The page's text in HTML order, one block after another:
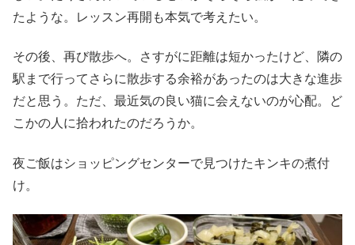
たような。レッスン再開も本気で考えたい。
その後、再び散歩へ。さすがに距離は短かったけど、隣の
駅まで行ってさらに散歩する余裕があったのは大きな進歩
だと思う。ただ、最近気の良い猫に会えないのが心配。ど
こかの人に拾われたのだろうか。
夜ご飯はショッピングセンターで見つけたキンキの煮付
け。